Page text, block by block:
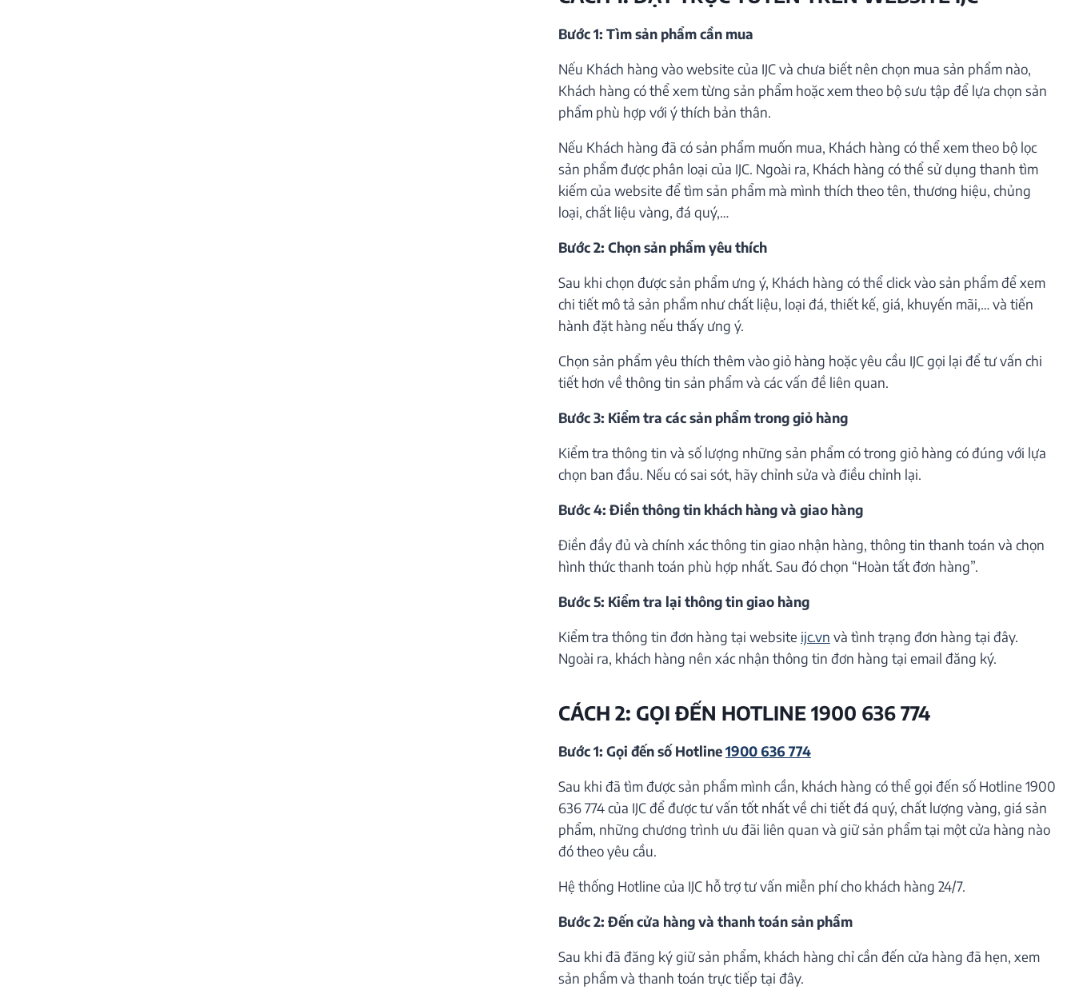
Bước 1: Tìm sản phẩm cần mua
Nếu Khách hàng vào website của IJC và chưa biết nên chọn mua sản phẩm nào,
Khách hàng có thể xem từng sản phẩm hoặc xem theo bộ sưu tập để lựa chọn sản
phẩm phù hợp với ý thích bản thân.
Nếu Khách hàng đã có sản phẩm muốn mua, Khách hàng có thể xem theo bộ lọc
sản phẩm được phân loại của IJC. Ngoài ra, Khách hàng có thể sử dụng thanh tìm
kiếm của website để tìm sản phẩm mà mình thích theo tên, thương hiệu, chủng
loại, chất liệu vàng, đá quý,…
Bước 2: Chọn sản phẩm yêu thích
Sau khi chọn được sản phẩm ưng ý, Khách hàng có thể click vào sản phẩm để xem
chi tiết mô tả sản phẩm như chất liệu, loại đá, thiết kế, giá, khuyến mãi,… và tiến
hành đặt hàng nếu thấy ưng ý.
Chọn sản phẩm yêu thích thêm vào giỏ hàng hoặc yêu cầu IJC gọi lại để tư vấn chi
tiết hơn về thông tin sản phẩm và các vấn đề liên quan.
Bước 3: Kiểm tra các sản phẩm trong giỏ hàng
Kiểm tra thông tin và số lượng những sản phẩm có trong giỏ hàng có đúng với lựa
chọn ban đầu. Nếu có sai sót, hãy chỉnh sửa và điều chỉnh lại.
Bước 4: Điền thông tin khách hàng và giao hàng
Điền đầy đủ và chính xác thông tin giao nhận hàng, thông tin thanh toán và chọn
hình thức thanh toán phù hợp nhất. Sau đó chọn “Hoàn tất đơn hàng”.
Bước 5: Kiểm tra lại thông tin giao hàng
Kiểm tra thông tin đơn hàng tại website ijc.vn và tình trạng đơn hàng tại đây.
Ngoài ra, khách hàng nên xác nhận thông tin đơn hàng tại email đăng ký.
CÁCH 2: GỌI ĐẾN HOTLINE 1900 636 774
Bước 1: Gọi đến số Hotline1900 636 774
Sau khi đã tìm được sản phẩm mình cần, khách hàng có thể gọi đến số Hotline 1900
636 774 của IJC để được tư vấn tốt nhất về chi tiết đá quý, chất lượng vàng, giá sản
phẩm, những chương trình ưu đãi liên quan và giữ sản phẩm tại một cửa hàng nào
đó theo yêu cầu.
Hệ thống Hotline của IJC hỗ trợ tư vấn miễn phí cho khách hàng 24/7.
Bước 2: Đến cửa hàng và thanh toán sản phẩm
Sau khi đã đăng ký giữ sản phẩm, khách hàng chỉ cần đến cửa hàng đã hẹn, xem
sản phẩm và thanh toán trực tiếp tại đây.